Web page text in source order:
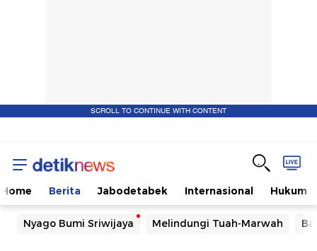
SCROLL TO CONTINUE WITH CONTENT
Home Berita Jabodetabek Internasional Hukum
Nyago Bumi Sriwijaya Melindungi Tuah-Marwah